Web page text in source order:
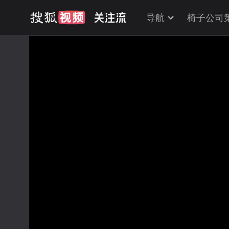
导航 椅子公司